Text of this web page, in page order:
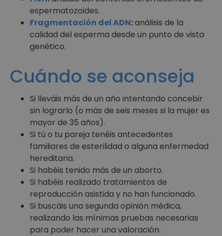
espermatozoides.
Fragmentación del ADN:análisis de la
calidad del esperma desde un punto de vista
genético.
Cuándo se aconseja
Si lleváis más de un año intentando concebir
sin lograrlo (o más de seis meses si la mujer es
mayor de 35 años).
Si tú o tu pareja tenéis antecedentes
familiares de esterilidad o alguna enfermedad
hereditaria.
Si habéis tenido más de un aborto.
Si habéis realizado tratamientos de
reproducción asistida y no han funcionado.
Si buscáis una segunda opinión médica,
realizando las mínimas pruebas necesarias
para poder hacer una valoración.